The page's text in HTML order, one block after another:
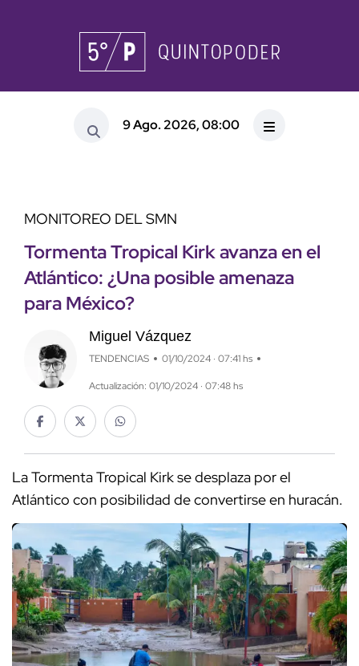
9 Ago. 2026, 08:00
MONITOREO DEL SMN
Tormenta Tropical Kirk avanza en el
Atlántico: ¿Una posible amenaza
para México?
Miguel Vázquez
TENDENCIAS 01/10/2024 · 07:41 hs
Actualización: 01/10/2024 · 07:48 hs
La Tormenta Tropical Kirk se desplaza por el
Atlántico con posibilidad de convertirse en huracán.